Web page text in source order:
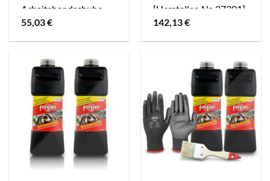
Arbeitshandschuhe
[Hersteller-Nr.
55,03€
[Hersteller-Nr. 27201]
142,13€